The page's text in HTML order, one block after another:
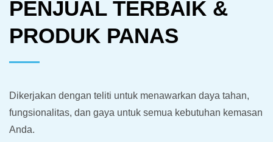
PENJUAL TERBAIK &
PRODUK PANAS
Dikerjakan dengan teliti untuk menawarkan daya tahan,
fungsionalitas, dan gaya untuk semua kebutuhan kemasan
Anda.